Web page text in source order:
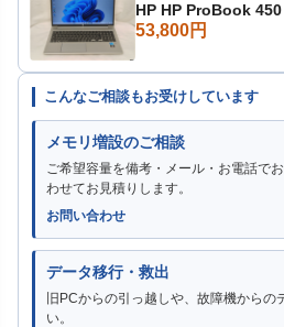
HP HP ProBook
53,800円
こんなご相談もお受けしています
メモリ増設のご相談
ご希望容量を備考・メール・お電話で
わせてお見積りします。
お問い合わせ
データ移行・救出
旧PCからの引っ越しや、故障機からの
い。